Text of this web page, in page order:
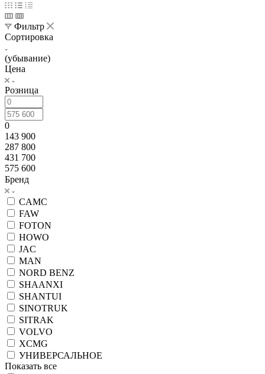
Фильтр
Сортировка
(убывание)
Цена
Розница
0
143 900
287 800
431 700
575 600
Бренд
CAMC
FAW
FOTON
HOWO
JAC
MAN
NORD BENZ
SHAANXI
SHANTUI
SINOTRUK
SITRAK
VOLVO
XCMG
УНИВЕРСАЛЬНОЕ
Показать все